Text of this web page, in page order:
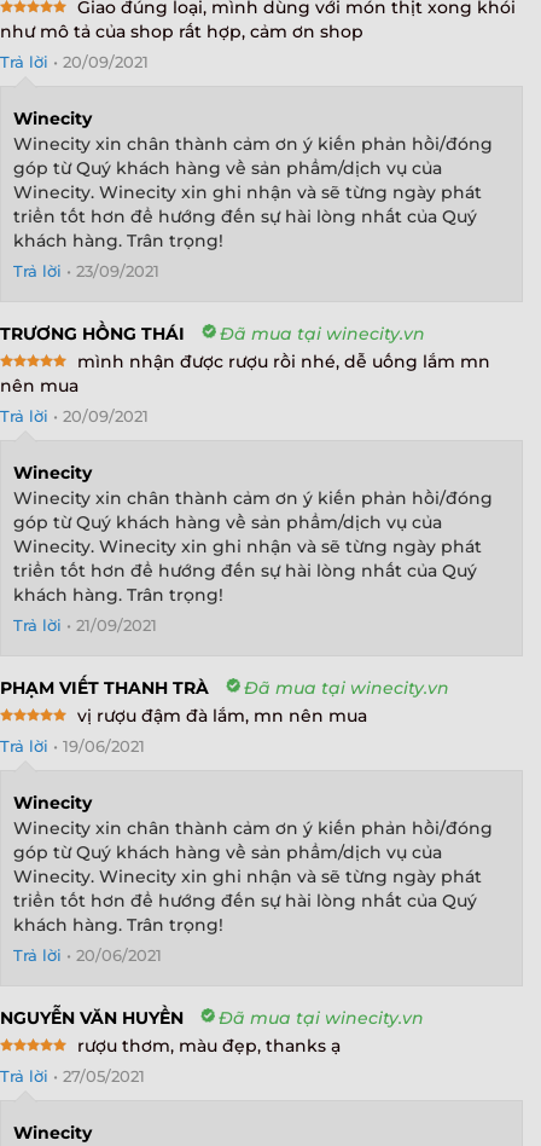
Rated 5
out of 5
Giao đúng loại, mình dùng với món thịt xong khói
như mô tả của shop rất hợp, cảm ơn shop
Trả lời • 20/09/2021
Winecity
Winecity xin chân thành cảm ơn ý kiến phản hồi/đóng
góp từ Quý khách hàng về sản phẩm/dịch vụ của
Winecity. Winecity xin ghi nhận và sẽ từng ngày phát
triển tốt hơn để hướng đến sự hài lòng nhất của Quý
khách hàng. Trân trọng!
Trả lời • 23/09/2021
TRƯƠNG HỒNG THÁI Đã mua tại winecity.vn
Rated
5
out of 5
mình nhận được rượu rồi nhé, dễ uống lắm mn
nên mua
Trả lời • 20/09/2021
Winecity
Winecity xin chân thành cảm ơn ý kiến phản hồi/đóng
góp từ Quý khách hàng về sản phẩm/dịch vụ của
Winecity. Winecity xin ghi nhận và sẽ từng ngày phát
triển tốt hơn để hướng đến sự hài lòng nhất của Quý
khách hàng. Trân trọng!
Trả lời • 21/09/2021
PHẠM VIẾT THANH TRÀ Đã mua tại winecity.vn
out of 5
vị rượu đậm đà lắm, mn nên mua
Trả lời • 19/06/2021
Winecity
Winecity xin chân thành cảm ơn ý kiến phản hồi/đóng
góp từ Quý khách hàng về sản phẩm/dịch vụ của
Winecity. Winecity xin ghi nhận và sẽ từng ngày phát
triển tốt hơn để hướng đến sự hài lòng nhất của Quý
khách hàng. Trân trọng!
Trả lời • 20/06/2021
NGUYỄN VĂN HUYỀN Đã mua tại winecity.vn
out of 5
rượu thơm, màu đẹp, thanks ạ
Trả lời • 27/05/2021
Winecity